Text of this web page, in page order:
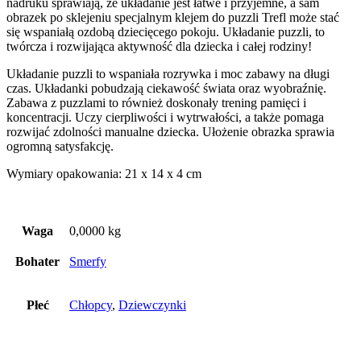
nadruku sprawiają, że układanie jest łatwe i przyjemne, a sam
obrazek po sklejeniu specjalnym klejem do puzzli Trefl może stać
się wspaniałą ozdobą dziecięcego pokoju. Układanie puzzli, to
twórcza i rozwijająca aktywność dla dziecka i całej rodziny!
Układanie puzzli to wspaniała rozrywka i moc zabawy na długi
czas. Układanki pobudzają ciekawość świata oraz wyobraźnię.
Zabawa z puzzlami to również doskonały trening pamięci i
koncentracji. Uczy cierpliwości i wytrwałości, a także pomaga
rozwijać zdolności manualne dziecka. Ułożenie obrazka sprawia
ogromną satysfakcję.
Wymiary opakowania: 21 x 14 x 4 cm
Waga 0,0000 kg
Bohater Smerfy
Płeć Chłopcy, Dziewczynki